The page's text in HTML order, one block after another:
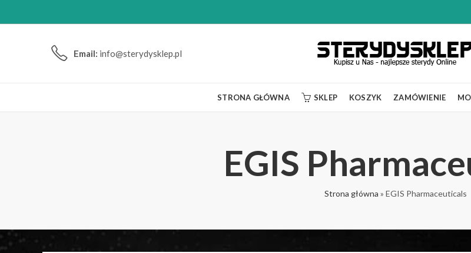
Email: info@sterydysklep.pl
STRONA GŁÓWNA SKLEP KOSZYK ZAMÓWIENIE
EGIS
Strona główna » EGIS Pharmaceuticals